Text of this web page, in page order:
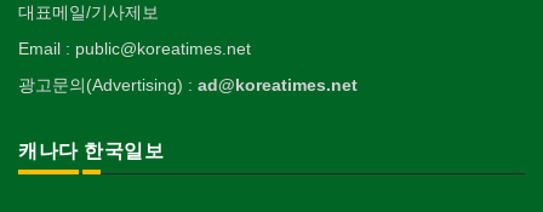
대표메일/기사제보
Email : public@koreatimes.net
광고문의(Advertising) : ad@koreatimes.net
캐나다 한국일보